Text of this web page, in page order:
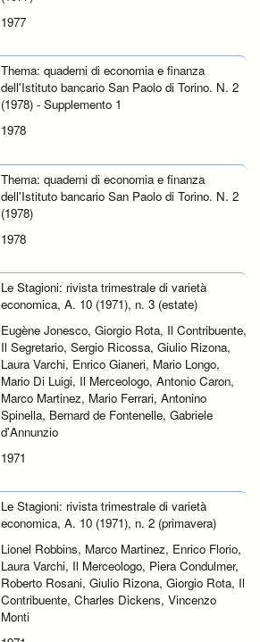
1977
Thema: quaderni di economia e finanza
dell'Istituto bancario San Paolo di Torino. N. 2
(1978) - Supplemento 1
1978
Thema: quaderni di economia e finanza
dell'Istituto bancario San Paolo di Torino. N. 2
(1978)
1978
Le Stagioni: rivista trimestrale di varietà
economica, A. 10 (1971), n. 3 (estate)
Eugène Jonesco, Giorgio Rota, Il Contribuente,
Il Segretario, Sergio Ricossa, Giulio Rizona,
Laura Varchi, Enrico Gianeri, Mario Longo,
Mario Di Luigi, Il Merceologo, Antonio Caron,
Marco Martinez, Mario Ferrari, Antonino
Spinella, Bernard de Fontenelle, Gabriele
d'Annunzio
1971
Le Stagioni: rivista trimestrale di varietà
economica, A. 10 (1971), n. 2 (primavera)
Lionel Robbins, Marco Martinez, Enrico Florio,
Laura Varchi, Il Merceologo, Piera Condulmer,
Roberto Rosani, Giulio Rizona, Giorgio Rota, Il
Contribuente, Charles Dickens, Vincenzo
Monti